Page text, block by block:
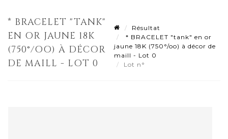
* BRACELET "TANK"
EN OR JAUNE 18K
(750°/OO) À DÉCOR
DE MAILL - LOT 0
Résultat
* BRACELET "tank" en or
jaune 18K (750°/oo) à décor de
maill - Lot 0
Lot n°